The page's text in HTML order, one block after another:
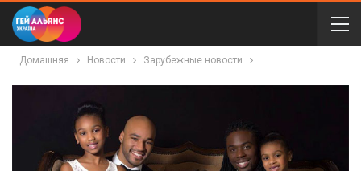
Домашняя Новости Зарубежные новости